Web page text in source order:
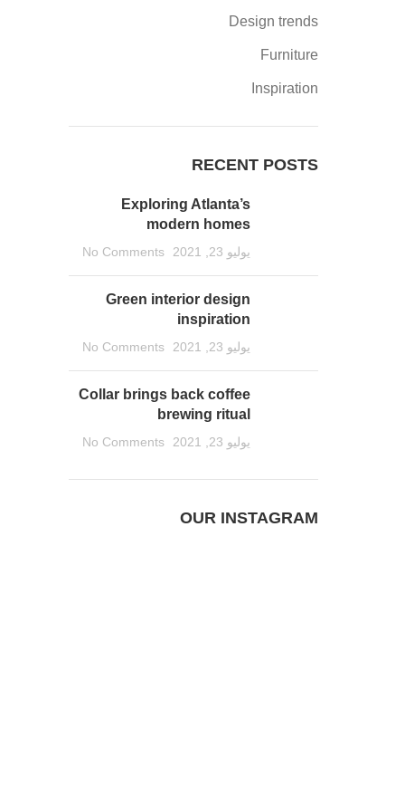
Design trends
Furniture
Inspiration
RECENT POSTS
Exploring Atlanta’s
modern homes
يوليو 23, 2021 No Comments
Green interior design
inspiration
يوليو 23, 2021 No Comments
Collar brings back coffee
brewing ritual
يوليو 23, 2021 No Comments
OUR INSTAGRAM